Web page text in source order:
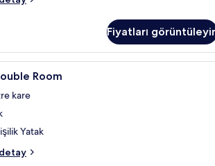
Fiyatları
Ses yalıtımı, ütü/ütü masası,
Room
kare
Yatak